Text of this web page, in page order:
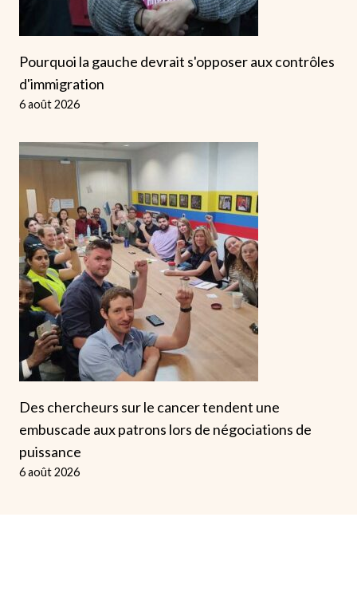
Pourquoi la gauche devrait s'opposer aux contrôles
d'immigration
6 août 2026
Des chercheurs sur le cancer tendent une
embuscade aux patrons lors de négociations de
puissance
6 août 2026